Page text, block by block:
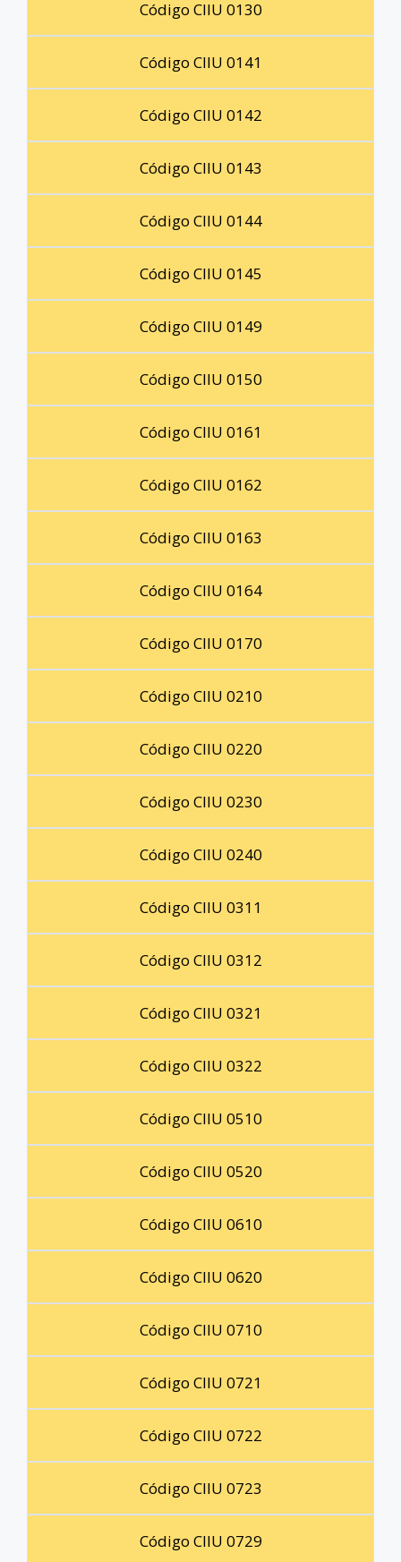
Código CIIU 0130
Código CIIU 0141
Código CIIU 0142
Código CIIU 0143
Código CIIU 0144
Código CIIU 0145
Código CIIU 0149
Código CIIU 0150
Código CIIU 0161
Código CIIU 0162
Código CIIU 0163
Código CIIU 0164
Código CIIU 0170
Código CIIU 0210
Código CIIU 0220
Código CIIU 0230
Código CIIU 0240
Código CIIU 0311
Código CIIU 0312
Código CIIU 0321
Código CIIU 0322
Código CIIU 0510
Código CIIU 0520
Código CIIU 0610
Código CIIU 0620
Código CIIU 0710
Código CIIU 0721
Código CIIU 0722
Código CIIU 0723
Código CIIU 0729